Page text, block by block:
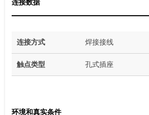
连接数据
连接方式 焊接接线
触点类型 孔式插座
环境和真实条件